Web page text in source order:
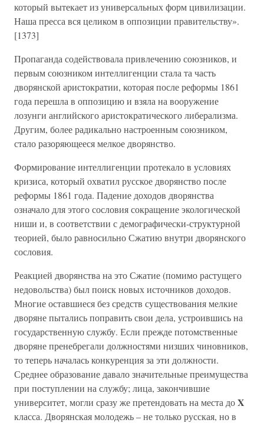
который вытекает из универсальных форм цивилизации.
Наша пресса вся целиком в оппозиции правительству».
[1373]
Пропаганда содействовала привлечению союзников, и
первым союзником интеллигенции стала та часть
дворянской аристократии, которая после реформы 1861
года перешла в оппозицию и взяла на вооружение
лозунги английского аристократического либерализма.
Другим, более радикально настроенным союзником,
стало разоряющееся мелкое дворянство.
Формирование интеллигенции протекало в условиях
кризиса, который охватил русское дворянство после
реформы 1861 года. Падение доходов дворянства
означало для этого сословия сокращение экологической
ниши и, в соответствии с демографически-структурной
теорией, было равносильно Сжатию внутри дворянского
сословия.
Реакцией дворянства на это Сжатие (помимо растущего
недовольства) был поиск новых источников доходов.
Многие оставшиеся без средств существования мелкие
дворяне пытались поправить свои дела, устроившись на
государственную службу. Если прежде потомственные
дворяне пренебрегали должностями низших чиновников,
то теперь началась конкуренция за эти должности.
Среднее образование давало значительные преимущества
при поступлении на службу; лица, закончившие
университет, могли сразу же претендовать на места доX
класса. Дворянская молодежь – не только русская, но в